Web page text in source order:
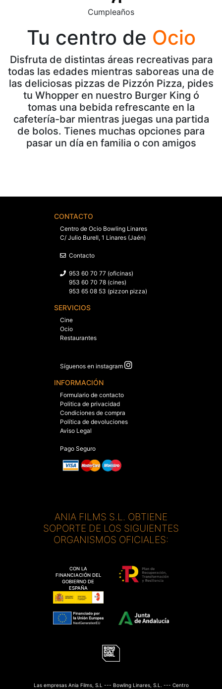
Cumpleaños
Tu centro de Ocio
Disfruta de distintas áreas recreativas para
todas las edades mientras saboreas una de
las deliciosas pizzas de Pizzón Pizza, pides
tu Whopper en nuestro Burger King ó
tomas una bebida refrescante en la
cafetería-bar mientras juegas una partida
de bolos. Tienes muchas opciones para
pasar un día en familia o con amigos
CONTACTO
Centro de Ocio Bowling Linares
C/ Julio Burell, 1 Linares (Jaén)
Contacto
953 60 70 77 (oficinas)
953 60 70 78 (cines)
953 65 08 53 (pizzon pizza)
SERVICIOS
Cine
Ocio
Restaurantes
Síguenos en instagram
INFORMACIÓN
Formulario de contacto
Politica de privacidad
Condiciones de compra
Política de devoluciones
Aviso Legal
Pago Seguro
ANIA FILMS S.L. OBTIENE
SOPORTE DE LOS SIGUIENTES
ORGANISMOS OFICIALES:
CON LA
FINANCIACIÓN DEL
GOBIERNO DE
ESPAÑA
Las empresas Ania Films, S.L --- Bowling Linares, S.L. --- Centro